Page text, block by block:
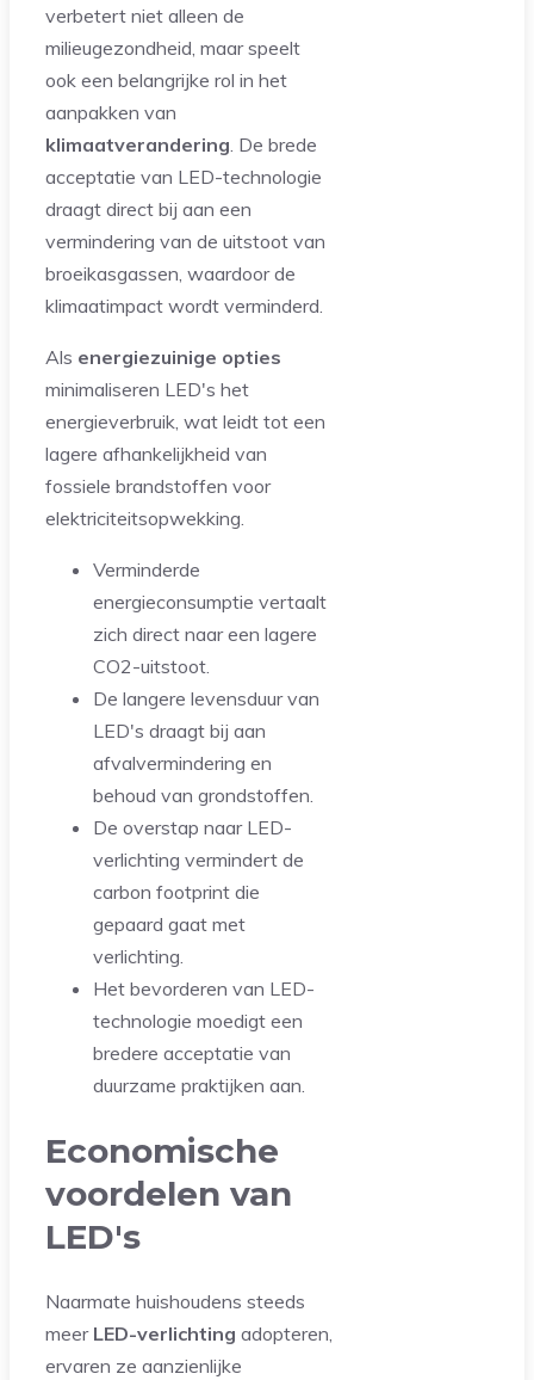
verbetert niet alleen de
milieugezondheid, maar speelt
ook een belangrijke rol in het
aanpakken van
klimaatverandering . De brede
acceptatie van LED-technologie
draagt direct bij aan een
vermindering van de uitstoot van
broeikasgassen, waardoor de
klimaatimpact wordt verminderd.
Als energiezuinige opties
minimaliseren LED's het
energieverbruik, wat leidt tot een
lagere afhankelijkheid van
fossiele brandstoffen voor
elektriciteitsopwekking.
Verminderde
energieconsumptie vertaalt
zich direct naar een lagere
CO2-uitstoot.
De langere levensduur van
LED's draagt bij aan
afvalvermindering en
behoud van grondstoffen.
De overstap naar LED-
verlichting vermindert de
carbon footprint die
gepaard gaat met
verlichting.
Het bevorderen van LED-
technologie moedigt een
bredere acceptatie van
duurzame praktijken aan.
Economische
voordelen van
LED's
Naarmate huishoudens steeds
meer LED-verlichting adopteren,
ervaren ze aanzienlijke